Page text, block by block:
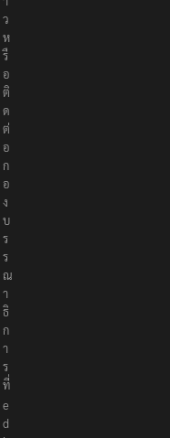
ว
ห
รื
อ
ติ
ด
ต่
อ
ก
อ
ง
บ
ร
ร
ณ
า
ธิ
ก
า
ร
ที่
e
d